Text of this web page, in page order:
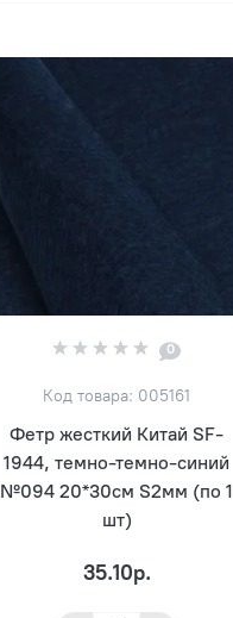
0
Код товара: 005161
Фетр жесткий Китай SF-
1944, темно-темно-синий
№094 20*30см S2мм (по 1
шт)
35.10р.